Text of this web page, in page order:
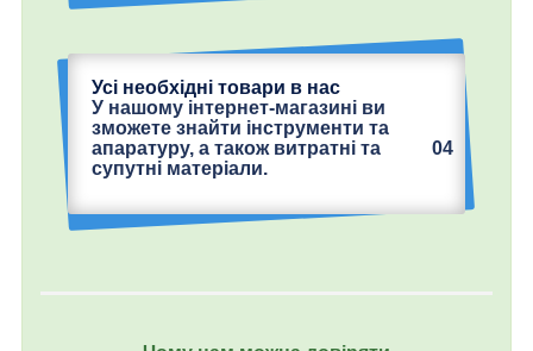
04
Усі необхідні товари в нас
У нашому інтернет-магазині ви
зможете знайти інструменти та
апаратуру, а також витратні та
супутні матеріали.